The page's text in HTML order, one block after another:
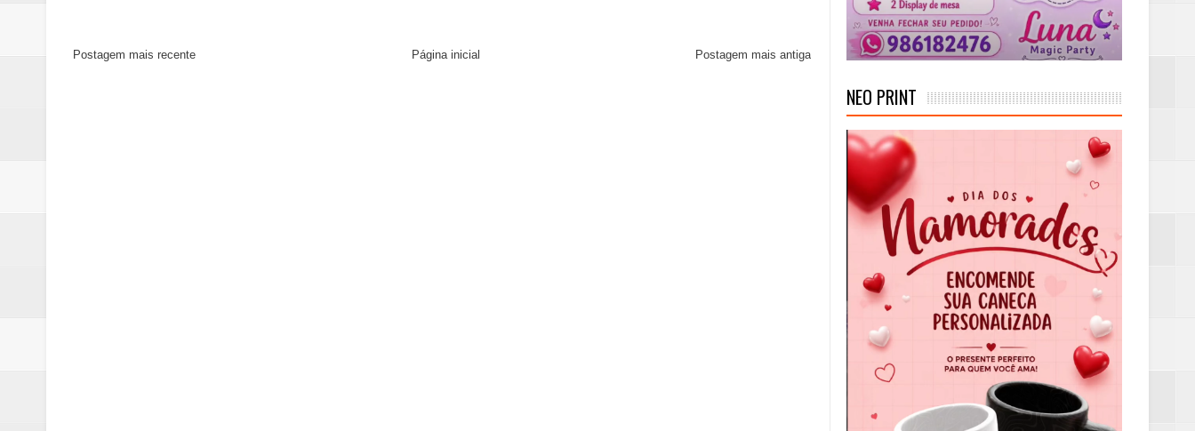
Postagem mais recente Postagem mais antiga
Página inicial
NEO PRINT